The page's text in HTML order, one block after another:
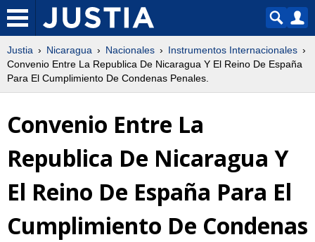
Justia Nicaragua Nacionales
Instrumentos Internacionales
Convenio Entre La Republica De Nicaragua Y El Reino De España
Para El Cumplimiento De Condenas Penales.
Convenio Entre La
Republica De Nicaragua Y
El Reino De España Para El
Cumplimiento De Condenas